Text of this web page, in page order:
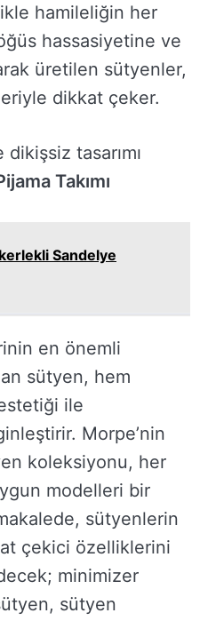
hamileliğin her
hassasiyetine ve
üretilen sütyenler,
dikkat çeker.
tasarımı
Takımı
Sandelye
en önemli
sütyen, hem
ile
Morpe’nin
koleksiyonu, her
modelleri bir
sütyenlerin
çekici özelliklerini
minimizer
sütyen